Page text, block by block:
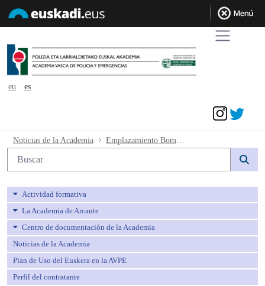
eu
es
Emplazamiento Bomberos-as nº 141/
Noticias de la Academia
Búsqueda web
Actividad formativa
La Academia de Arcaute
Centro de documentación de la Academia
Noticias de la Academia
Plan de Uso del Euskera en la AVPE
Perfil del contratante